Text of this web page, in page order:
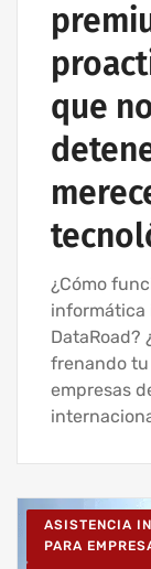
que
¿Cómo
informática
DataRoad?
frenando tu
empresas
ASISTENCIA
PARA